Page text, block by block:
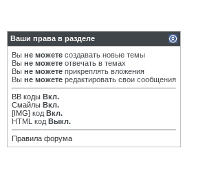
Ваши права в разделе
Вы не можете создавать новые темы
Вы не можете отвечать в темах
Вы не можете прикреплять вложения
Вы не можете редактировать свои сообщения
BB коды Вкл.
Смайлы Вкл.
[IMG] код Вкл.
HTML код Выкл.
Правила форума